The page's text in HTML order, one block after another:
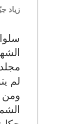
زياد
لم
ومن